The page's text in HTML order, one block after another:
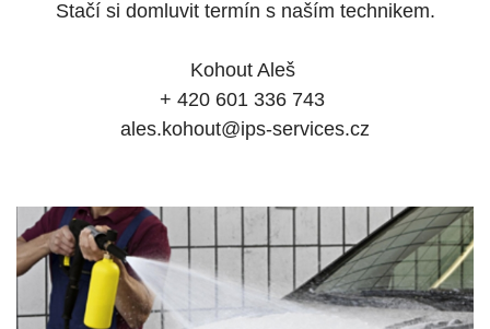
Stačí si domluvit termín s naším technikem.
Kohout Aleš
+ 420 601 336 743
ales.kohout@ips-services.cz